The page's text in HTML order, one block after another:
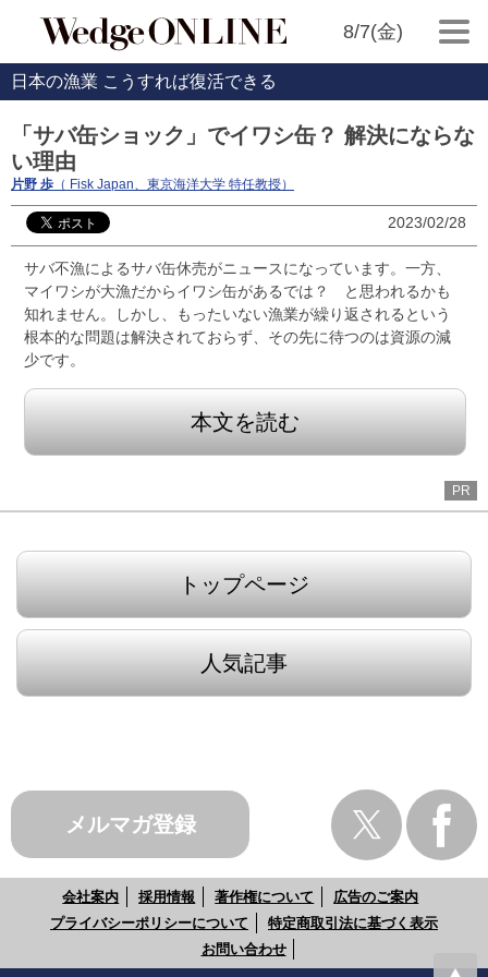
8/7(金)
日本の漁業 こうすれば復活できる
「サバ缶ショック」でイワシ缶？ 解決にならな
い理由
片野 歩 （ Fisk Japan、東京海洋大学 特任教授）
2023/02/28
サバ不漁によるサバ缶休売がニュースになっています。一方、
マイワシが大漁だからイワシ缶があるでは？ と思われるかも
知れません。しかし、もったいない漁業が繰り返されるという
根本的な問題は解決されておらず、その先に待つのは資源の減
少です。
本文を読む
PR
トップページ
人気記事
メルマガ登録
会社案内 採用情報 著作権について
広告のご案内
プライバシーポリシーについて
特定商取引法に基づく表示
お問い合わせ